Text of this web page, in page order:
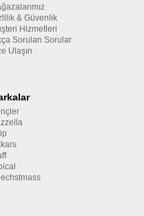
& Güvenlik
Hizmetleri
Sorulan Sorular
Ulaşın